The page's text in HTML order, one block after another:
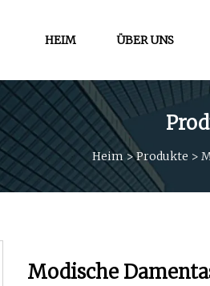
HEIM ÜBER UNS
Heim >Produkte >
Modische